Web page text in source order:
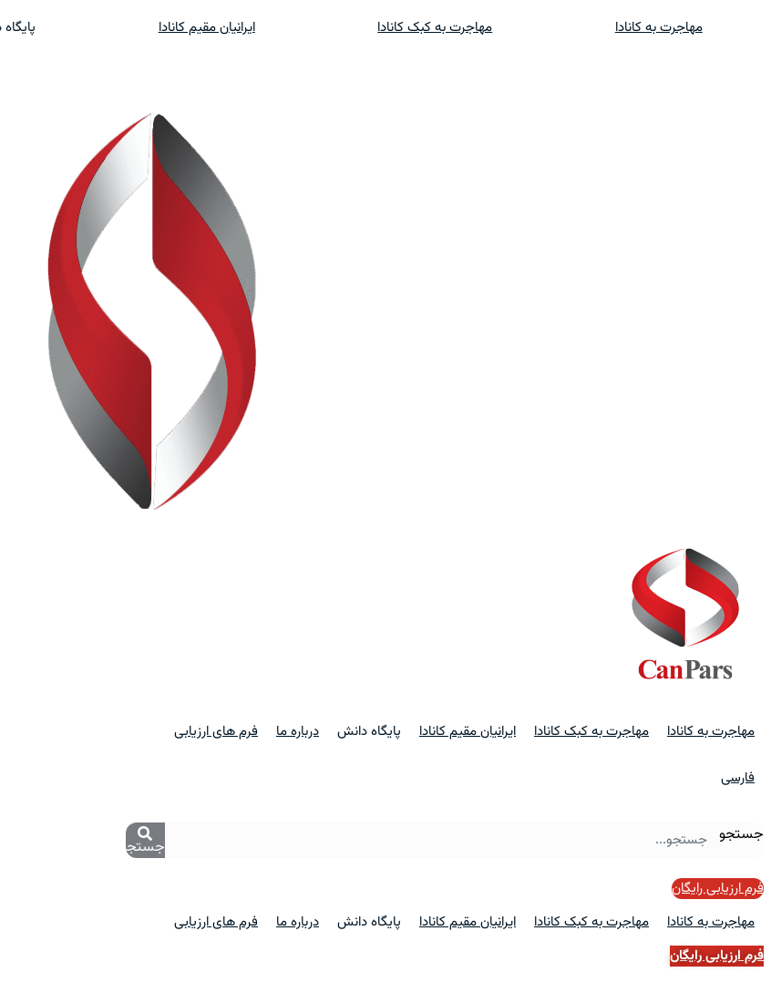
مهاجرت به کانادا مهاجرت به کبک کانادا ایرانیان مقیم کانادا
مهاجرت به کانادا مهاجرت به کبک کانادا ایرانیان مقیم کانادا پایگاه دانش درباره ما فرم های ارزیابی
فارسی
جستجو
جستجو
فرم ارزیابی رایگان
مهاجرت به کانادا
مهاجرت به کبک کانادا ایرانیان مقیم کانادا پایگاه دانش درباره ما
فرم های ارزیابی
فرم ارزیابی رایگان